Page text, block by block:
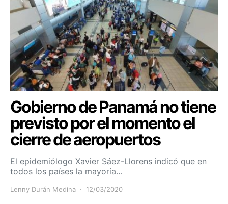
Gobierno de Panamá no tiene
previsto por el momento el
cierre de aeropuertos
El epidemiólogo Xavier Sáez-Llorens indicó que en
todos los países la mayoría…
Lenny Durán Medina 12/03/2020